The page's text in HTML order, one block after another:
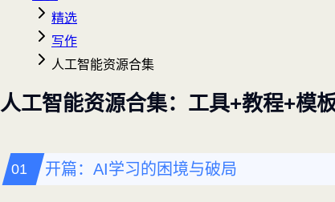
精选
写作
人工智能资源合集
人工智能资源合集：工具+教程+模
开篇：AI学习的困境与破局